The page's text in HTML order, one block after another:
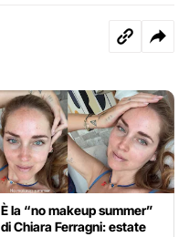
È la “no makeup summer”
di Chiara Ferragni: estate